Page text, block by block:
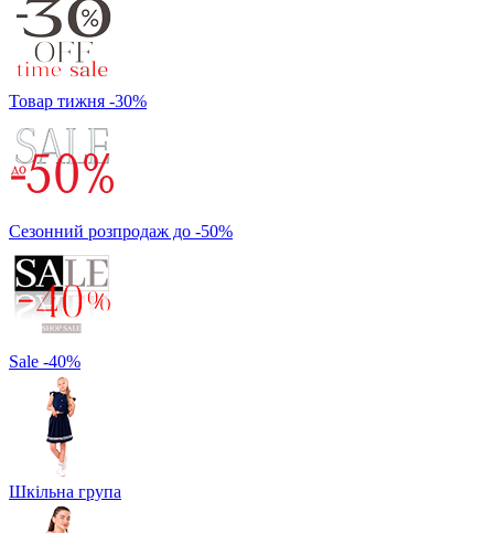
Товар тижня -30%
Сезонний розпродаж до -50%
Sale -40%
Шкільна група